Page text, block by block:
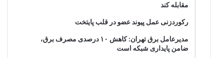
مقابله کند
رکوردزنی عمل پیوند عضو در قلب پایتخت
مدیرعامل برق تهران: کاهش ۱۰ درصدی مصرف برق،
ضامن پایداری شبکه است